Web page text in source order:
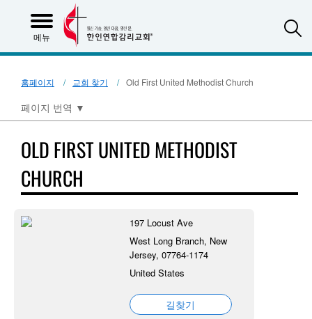
메뉴
홈페이지 교회 찾기 Old First United Methodist Church
페이지 번역 ▼
OLD FIRST UNITED METHODIST
CHURCH
197 Locust Ave
West Long Branch, New
Jersey, 07764-1174
United States
길찾기